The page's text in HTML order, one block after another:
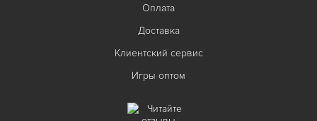
Оплата
Доставка
Клиентский сервис
Игры оптом